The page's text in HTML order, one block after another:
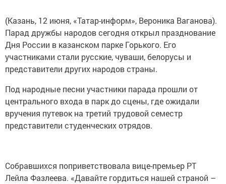
(Казань, 12 июня, «Татар-информ», Вероника Ваганова).
Парад дружбы народов сегодня открыл празднование
Дня России в казанском парке Горького. Его
участниками стали русские, чуваши, белорусы и
представители других народов страны.
Под народные песни участники парада прошли от
центрального входа в парк до сцены, где ожидали
вручения путевок на третий трудовой семестр
представители студенческих отрядов.
Собравшихся поприветствовала вице-премьер РТ
Лейла Фазлеева. «Давайте гордиться нашей страной –